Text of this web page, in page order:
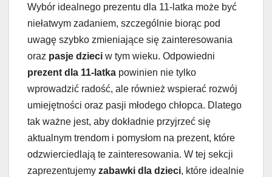
Wybór idealnego prezentu dla 11-latka może być
niełatwym zadaniem, szczególnie biorąc pod
uwagę szybko zmieniające się zainteresowania
oraz pasje dzieci w tym wieku. Odpowiedni
prezent dla 11-latka powinien nie tylko
wprowadzić radość, ale również wspierać rozwój
umiejętności oraz pasji młodego chłopca. Dlatego
tak ważne jest, aby dokładnie przyjrzeć się
aktualnym trendom i pomysłom na prezent, które
odzwierciedlają te zainteresowania. W tej sekcji
zaprezentujemy zabawki dla dzieci, które idealnie